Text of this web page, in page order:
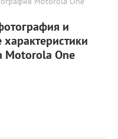
Motorola One
и
Motorola One